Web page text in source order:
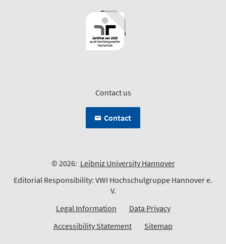
Contact us
Contact
© 2026: Leibniz University Hannover
Editorial Responsibility: VWI Hochschulgruppe Hannover e.
V.
Legal Information
Data Privacy
Accessibility Statement
Sitemap